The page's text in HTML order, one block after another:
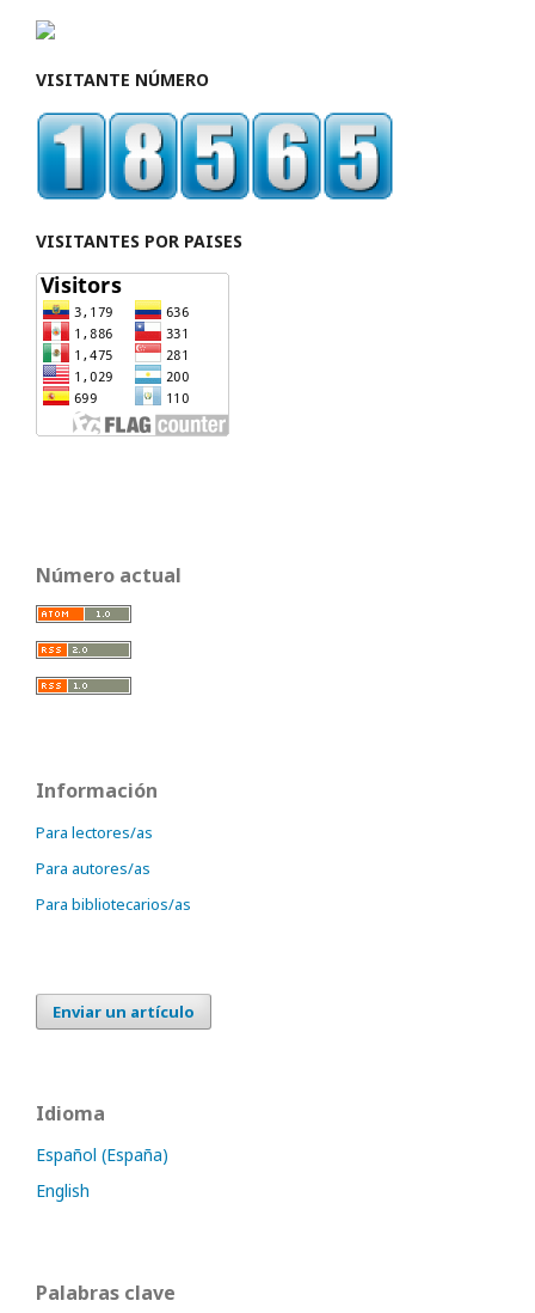
VISITANTE NÚMERO
VISITANTES POR PAISES
Número actual
Información
Para lectores/as
Para autores/as
Para bibliotecarios/as
Enviar un artículo
Idioma
Español (España)
English
Palabras clave